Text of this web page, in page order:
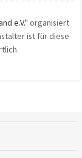
e.V." organisiert
ist für diese